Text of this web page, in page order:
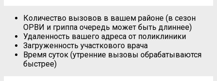
Количество вызовов в вашем районе (в сезон
ОРВИ и гриппа очередь может быть длиннее)
Удаленность вашего адреса от поликлиники
Загруженность участкового врача
Время суток (утренние вызовы обрабатываются
быстрее)